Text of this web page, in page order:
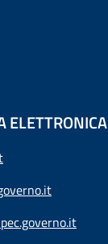
ELETTRONICA